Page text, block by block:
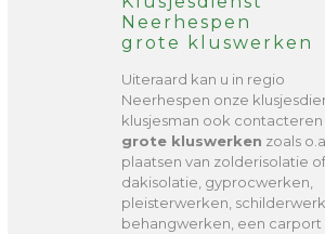
Neerhespen
grote kluswerken
Uiteraard kan u in regio
Neerhespen onze
klusjesman ook
grote kluswerken zoals
plaatsen van zolderisolatie of
dakisolatie, gyprocwerken,
pleisterwerken,
behangwerken, een carport